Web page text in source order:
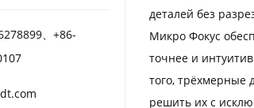
деталей без
Микро Фокус
точнее и
того, трёхмерные
решить их с
、+86-